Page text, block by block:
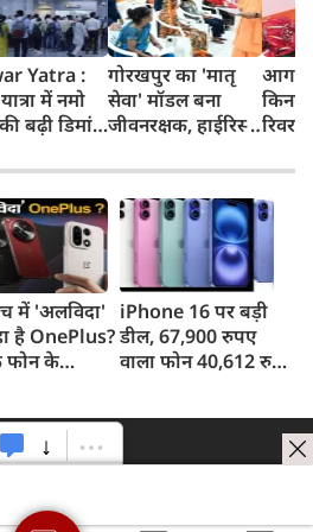
Yatra :
में नमो
बढ़ी डिमांड,
पर 50%
यात्रियों की
गोरखपुर का 'मातृ
सेवा' मॉडल बना
जीवनरक्षक, हाईरिस्क
इलाज से बची 77
जिंदगियां
आगरा
रिवर
करेगी
में 'अलविदा'
है OnePlus?
के
iPhone 16 पर बड़ी
डील, 67,900 रुपए
वाला फोन 40,612 रुपए